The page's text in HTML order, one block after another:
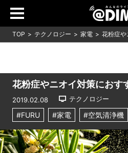
TOP テクノロジー 家電 花粉症
花粉症やニオイ対策におす
2019.02.08 テクノロジー
#FURU #家電 #空気清浄機